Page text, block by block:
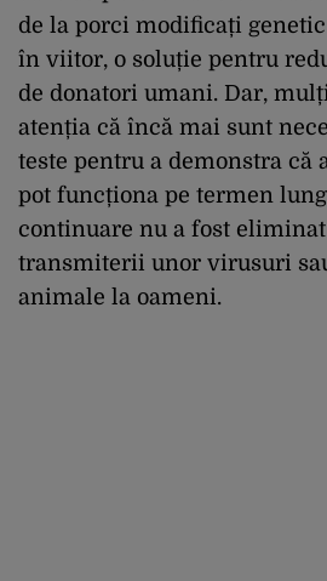
de la porci modificați
în viitor, o soluție pentru
de donatori umani. Dar,
atenția că încă mai sunt
teste pentru a demonstra că
pot funcționa pe termen
continuare nu a fost
transmiterii unor virusuri
animale la oameni.